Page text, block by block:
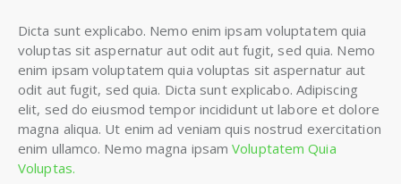
Dicta sunt explicabo. Nemo enim ipsam voluptatem quia
voluptas sit aspernatur aut odit aut fugit, sed quia. Nemo
enim ipsam voluptatem quia voluptas sit aspernatur aut
odit aut fugit, sed quia. Dicta sunt explicabo. Adipiscing
elit, sed do eiusmod tempor incididunt ut labore et dolore
magna aliqua. Ut enim ad veniam quis nostrud exercitation
enim ullamco. Nemo magna ipsamVoluptatem Quia
Voluptas.